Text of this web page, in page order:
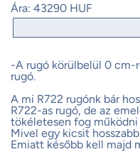
Ára: 43290 HUF
-A rugó körülbelül 0 cm-
rugó.
A mi R722 rugónk bár
R722-as rugó, de az
tökéletesen fog működni
Mivel egy kicsit
Emiatt később kell majd